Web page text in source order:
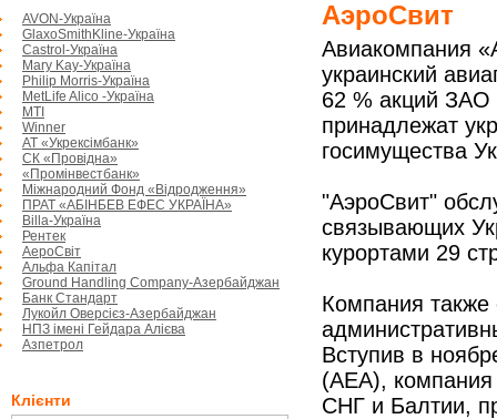
AVON-Україна
GlaxoSmithKline-Україна
Castrol-Україна
Mary Kay-Україна
Philip Morris-Україна
MetLife Alico -Україна
МTI
Winner
АТ «Укрексімбанк»
СК «Провідна»
«Промінвестбанк»
Міжнародний Фонд «Відродження»
ПРАТ «АБІНБЕВ ЕФЕС УКРАЇНА»
Billa-Україна
Рентек
АероСвіт
Альфа Капітал
Ground Handling Company-Азербайджан
Банк Стандарт
Лукойл Оверсієз-Азербайджан
НПЗ імені Гейдара Алієва
Азпетрол
Клієнти
АэроСвит
Авиакомпания
украинский
62 % акций ЗАО
принадлежат
госимущества
"АэроСвит"
связывающих
курортами 29
Компания также
Вступив в
(АЕА), компания
СНГ и Балтии,